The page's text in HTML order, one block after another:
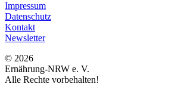
Impressum
Datenschutz
Kontakt
Newsletter
© 2026
Ernährung-NRW e. V.
Alle Rechte vorbehalten!